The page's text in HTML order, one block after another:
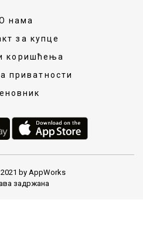
нама
за купце
коришћења
приватности
by AppWorks
задржана